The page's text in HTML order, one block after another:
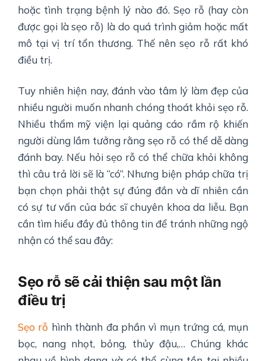
hoặc tình trạng bệnh lý nào đó. Sẹo rỗ (hay còn
được gọi là sẹo rỗ) là do quá trình giảm hoặc mất
mô tại vị trí tổn thương. Thế nên sẹo rỗ rất khó
điều trị.
Tuy nhiên hiện nay, đánh vào tâm lý làm đẹp của
nhiều người muốn nhanh chóng thoát khỏi sẹo rỗ.
Nhiều thẩm mỹ viện lại quảng cáo rầm rộ khiến
người dùng lầm tưởng rằng sẹo rỗ có thể dễ dàng
đánh bay. Nếu hỏi sẹo rỗ có thể chữa khỏi không
thì câu trả lời sẽ là “có”. Nhưng biện pháp chữa trị
bạn chọn phải thật sự đúng đắn và dĩ nhiên cần
có sự tư vấn của bác sĩ chuyên khoa da liễu. Bạn
cần tìm hiểu đầy đủ thông tin để tránh những ngộ
nhận có thể sau đây:
Sẹo rỗ sẽ cải thiện sau một lần
điều trị
Sẹo rỗ hình thành đa phần vì mụn trứng cá, mụn
bọc, nang nhọt, bỏng, thủy đậu,… Chúng khác